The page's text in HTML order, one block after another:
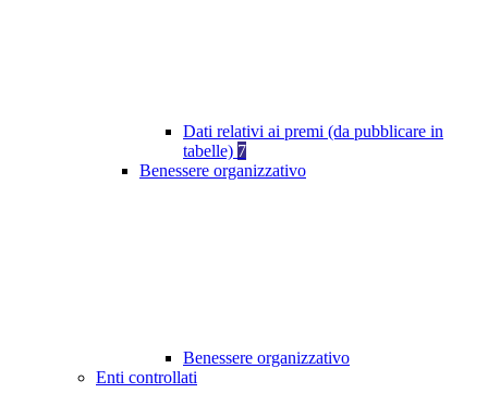
Dati relativi ai premi (da pubblicare in
tabelle) 7
Benessere organizzativo
Benessere organizzativo
Enti controllati